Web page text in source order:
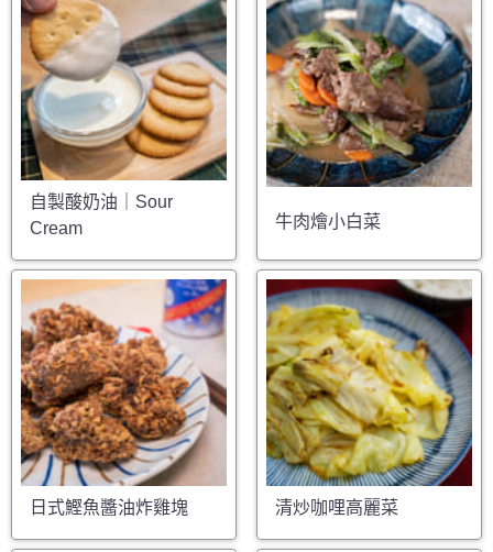
自製酸奶油｜Sour
Cream
牛肉燴小白菜
日式鰹魚醬油炸雞塊 清炒咖哩高麗菜